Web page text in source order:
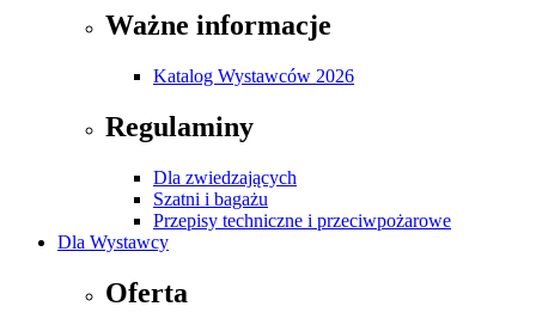
Ważne informacje
Katalog Wystawców 2026
Regulaminy
Dla zwiedzających
Szatni i bagażu
Przepisy techniczne i przeciwpożarowe
Dla Wystawcy
Oferta